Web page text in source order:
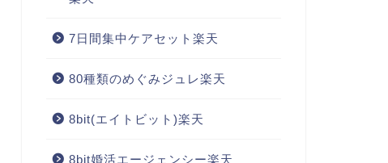
7日間集中ケアセット楽天
80種類のめぐみジュレ楽天
8bit(エイトビット)楽天
8bit婚活エージェンシー楽天